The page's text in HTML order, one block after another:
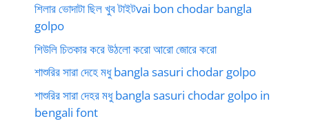
শিলার ভোদাটা ছিল খুব টাইটvai bon chodar bangla
golpo
শিউলি চিতকার করে উঠলো করো আরো জোরে করো
শাশুরির সারা দেহে মধু bangla sasuri chodar golpo
শাশুরির সারা দেহর মধু bangla sasuri chodar golpo in
bengali font